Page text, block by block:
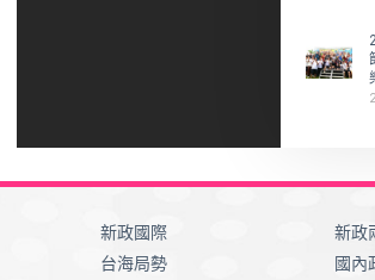
新政國際
台海局勢
新政
國內